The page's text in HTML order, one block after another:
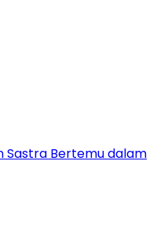
Sastra Bertemu dalam